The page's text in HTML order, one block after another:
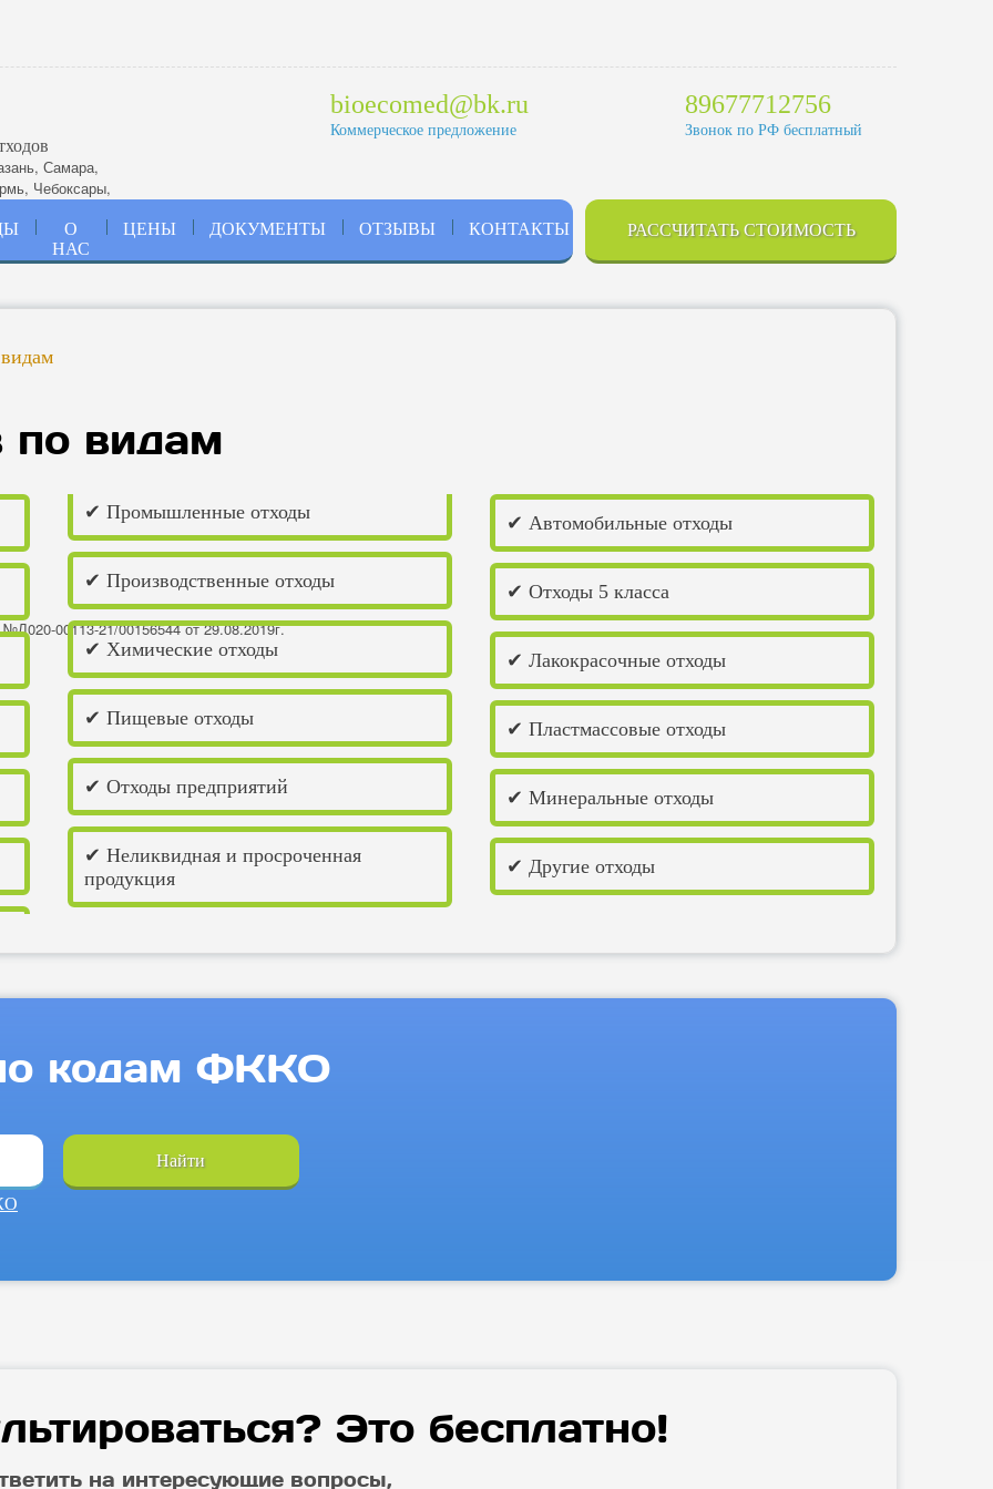
, Самара,
, Чебоксары,
00113-21/00156544 от 29.08.2019г.
bioecomed@bk.ru
Коммерческое предложение
89677712756
Звонок по РФ бесплатный
О
НАС
ЦЕНЫ ДОКУМЕНТЫ ОТЗЫВЫ КОНТАКТЫ РАССЧИТАТЬ СТОИМОСТЬ
по видам
✔ Промышленные отходы
✔ Производственные отходы
✔ Химические отходы
✔ Пищевые отходы
✔ Отходы предприятий
✔ Неликвидная и просроченная
продукция
✔ Автомобильные отходы
✔ Отходы 5 класса
✔ Лакокрасочные отходы
✔ Пластмассовые отходы
✔ Минеральные отходы
✔ Другие отходы
кодам ФККО
Найти
Это бесплатно!
на интересующие вопросы,